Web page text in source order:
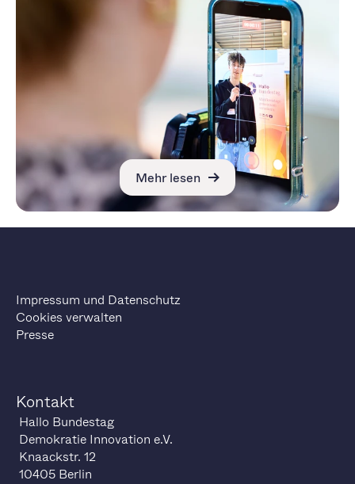
Mehr lesen
Impressum und Datenschutz
Cookies verwalten
Presse
Kontakt
Hallo Bundestag
Demokratie Innovation e.V.
Knaackstr. 12
10405 Berlin